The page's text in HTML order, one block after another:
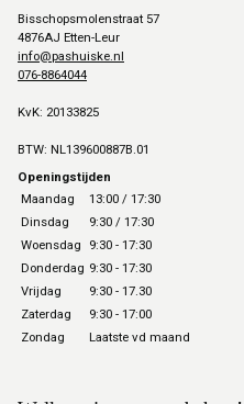
Bisschopsmolenstraat 57
4876AJ Etten-Leur
info@pashuiske.nl
076-8864044
KvK: 20133825
BTW: NL139600887B.01
Openingstijden
Maandag
13:00 / 17:30
Dinsdag
9:30 / 17:30
Woensdag
9:30 - 17:30
Donderdag 9:30 - 17:30
Vrijdag
9:30 - 17.30
Zaterdag
9:30 - 17:00
Zondag
Laatste vd maand